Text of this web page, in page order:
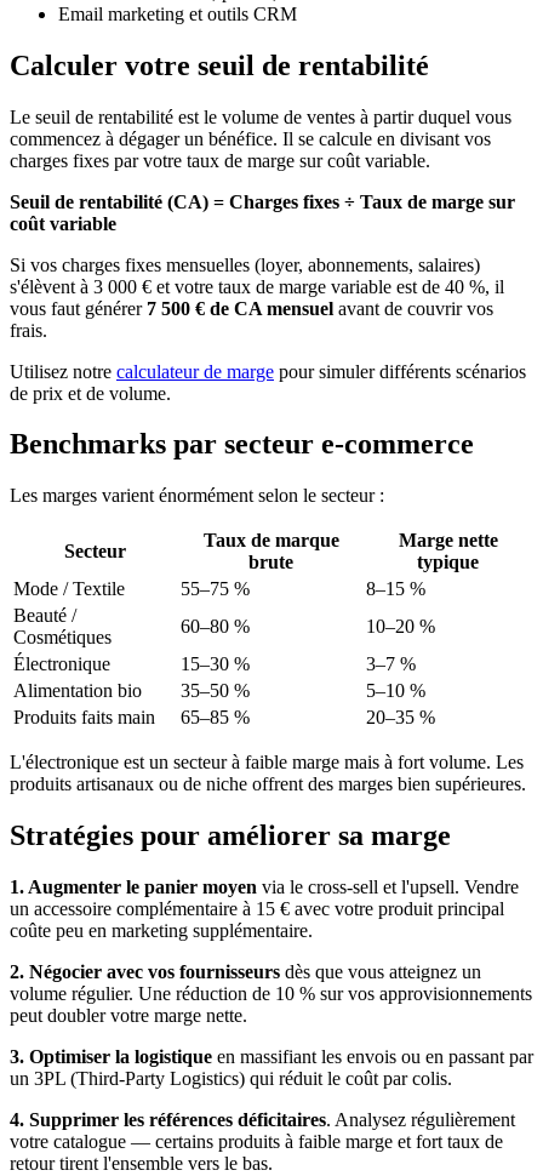
Email marketing et outils CRM
Calculer votre seuil de rentabilité
Le seuil de rentabilité est le volume de ventes à partir duquel vous
commencez à dégager un bénéfice. Il se calcule en divisant vos
charges fixes par votre taux de marge sur coût variable.
Seuil de rentabilité (CA) = Charges fixes ÷ Taux de marge sur
coût variable
Si vos charges fixes mensuelles (loyer, abonnements, salaires)
s'élèvent à 3 000 € et votre taux de marge variable est de 40 %, il
vous faut générer 7 500 € de CA mensuel avant de couvrir vos
frais.
Utilisez notre calculateur de marge pour simuler différents scénarios
de prix et de volume.
Benchmarks par secteur e-commerce
Les marges varient énormément selon le secteur :
Secteur
Taux de marque
brute
Marge nette
typique
Mode / Textile
55–75 %
8–15 %
Beauté /
Cosmétiques
60–80 %
10–20 %
Électronique
15–30 %
3–7 %
Alimentation bio
35–50 %
5–10 %
Produits faits main
65–85 % 20–35 %
L'électronique est un secteur à faible marge mais à fort volume. Les
produits artisanaux ou de niche offrent des marges bien supérieures.
Stratégies pour améliorer sa marge
1. Augmenter le panier moyen via le cross-sell et l'upsell. Vendre
un accessoire complémentaire à 15 € avec votre produit principal
coûte peu en marketing supplémentaire.
2. Négocier avec vos fournisseurs dès que vous atteignez un
volume régulier. Une réduction de 10 % sur vos approvisionnements
peut doubler votre marge nette.
3. Optimiser la logistique en massifiant les envois ou en passant par
un 3PL (Third-Party Logistics) qui réduit le coût par colis.
4. Supprimer les références déficitaires. Analysez régulièrement
votre catalogue — certains produits à faible marge et fort taux de
retour tirent l'ensemble vers le bas.